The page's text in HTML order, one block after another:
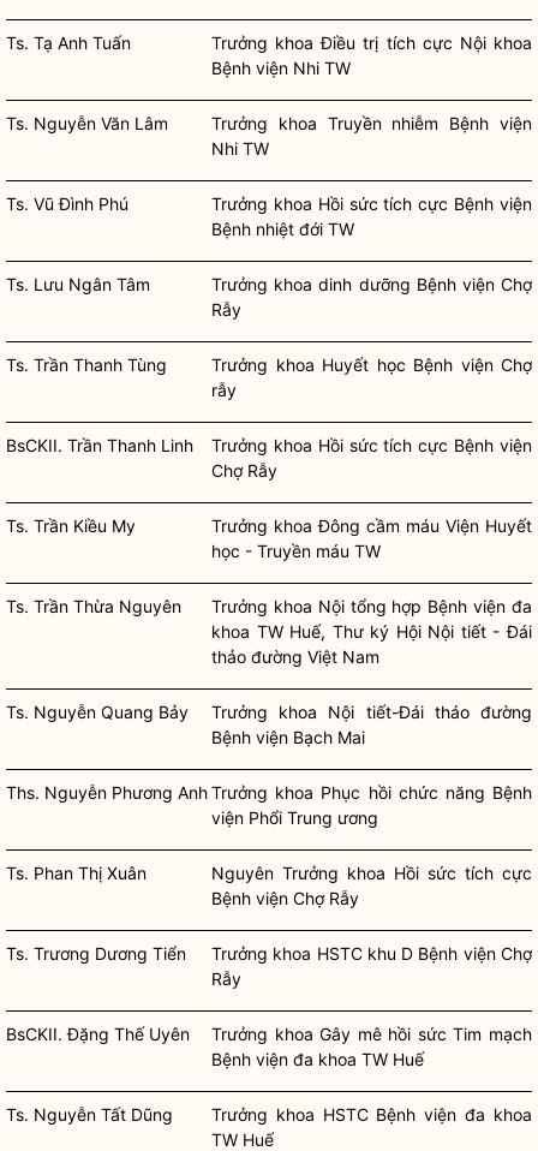
Ts. Tạ Anh Tuấn
Trưởng khoa Điều trị tích cực Nội khoa
Bệnh viện Nhi TW
Ts. Nguyễn Văn Lâm
Trưởng khoa Truyền nhiễm Bệnh viện
Nhi TW
Ts. Vũ Đình Phú
Trưởng khoa Hồi sức tích cực Bệnh viện
Bệnh nhiệt đới TW
Ts. Lưu Ngân Tâm
Trưởng khoa dinh dưỡng Bệnh viện Chợ
Rẫy
Ts. Trần Thanh Tùng
Trưởng khoa Huyết học Bệnh viện Chợ
rẫy
BsCKII. Trần Thanh Linh
Trưởng khoa Hồi sức tích cực Bệnh viện
Chợ Rẫy
Ts. Trần Kiều My
Trưởng khoa Đông cầm máu Viện Huyết
học - Truyền máu TW
Ts. Trần Thừa Nguyên
Trưởng khoa Nội tổng hợp Bệnh viện đa
khoa TW Huế, Thư ký Hội Nội tiết - Đái
thảo đường Việt Nam
Ts. Nguyễn Quang Bảy
Trưởng khoa Nội tiết-Đái tháo đường
Bệnh viện Bạch Mai
Ths. Nguyễn Phương AnhTrưởng khoa Phục hồi chức năng Bệnh
viện Phổi Trung ương
Ts. Phan Thị Xuân
Nguyên Trưởng khoa Hồi sức tích cực
Bệnh viện Chợ Rẫy
Ts. Trương Dương Tiển
Trưởng khoa HSTC khu D Bệnh viện Chợ
Rẫy
BsCKII. Đặng Thế Uyên
Trưởng khoa Gây mê hồi sức Tim mạch
Bệnh viện đa khoa TW Huế
Ts. Nguyễn Tất Dũng
Trưởng khoa HSTC Bệnh viện đa khoa
TW Huế